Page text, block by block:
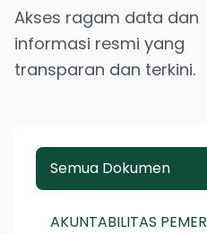
Akses ragam data dan
informasi resmi yang
transparan dan terkini.
Semua Dokumen
AKUNTABILITAS